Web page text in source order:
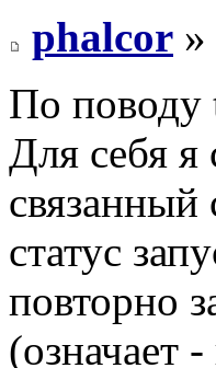
phalcor »
По поводу
Для себя я
связанный
статус
повторно
(означает